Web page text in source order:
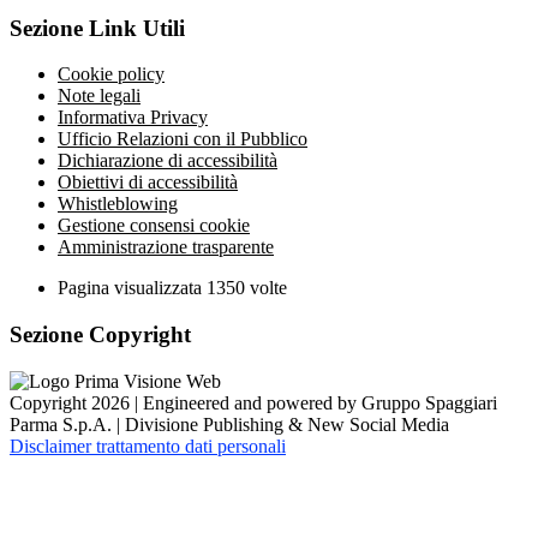
Sezione Link Utili
Cookie policy
Note legali
Informativa Privacy
Ufficio Relazioni con il Pubblico
Dichiarazione di accessibilità
Obiettivi di accessibilità
Whistleblowing
Gestione consensi cookie
Amministrazione trasparente
Pagina visualizzata 1350 volte
Sezione Copyright
Copyright 2026 | Engineered and powered by Gruppo Spaggiari
Parma S.p.A. | Divisione Publishing & New Social Media
Disclaimer trattamento dati personali